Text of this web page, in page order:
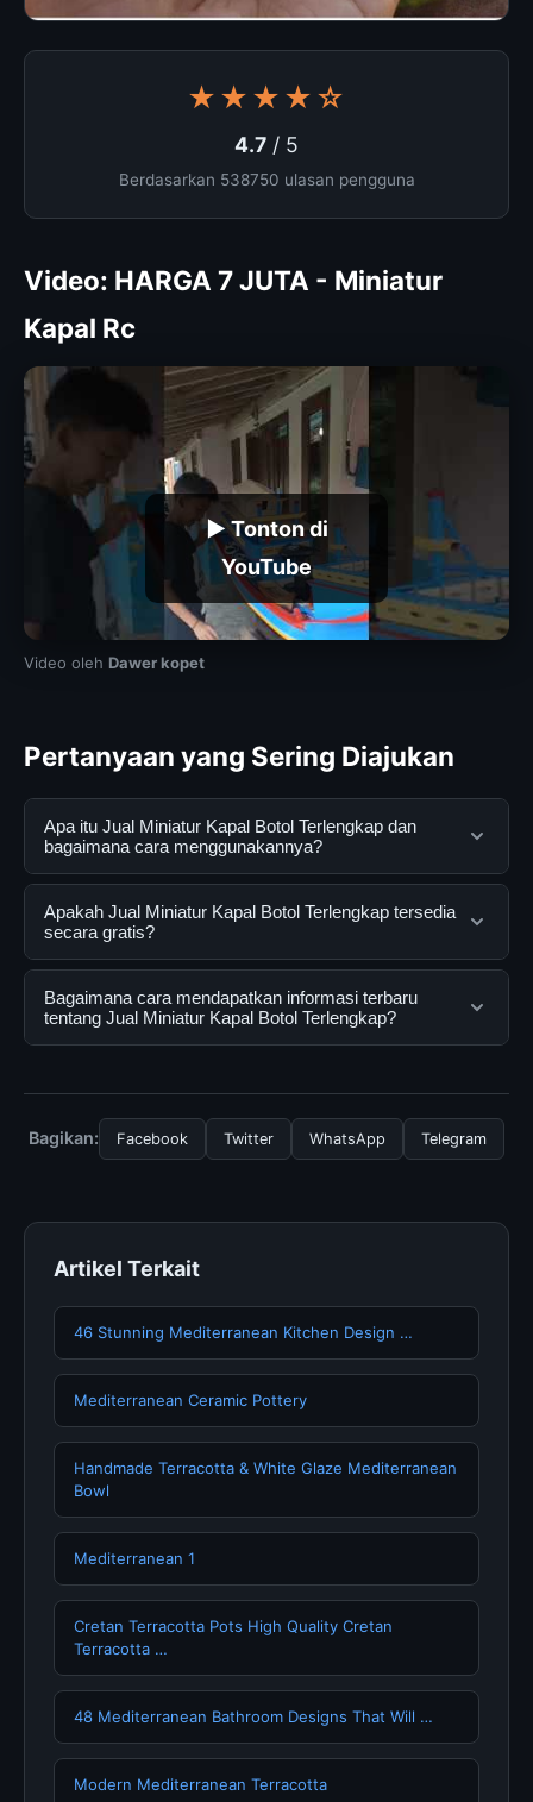
★★★★☆
4.7 / 5
Berdasarkan 538750 ulasan pengguna
Video: HARGA 7 JUTA - Miniatur
Kapal Rc
▶ Tonton di
YouTube
Video oleh Dawer kopet
Pertanyaan yang Sering Diajukan
Apa itu Jual Miniatur Kapal Botol Terlengkap dan
bagaimana cara menggunakannya?
Jual Miniatur Kapal Botol Terlengkap adalah layanan
digital yang dirancang untuk membantu pengguna
mendapatkan informasi lengkap dan terpercaya. Anda
dapat menggunakannya dengan mengunjungi situs
resmi dan mengikuti panduan yang tersedia.
Apakah Jual Miniatur Kapal Botol Terlengkap tersedia
secara gratis?
Ya, Jual Miniatur Kapal Botol Terlengkap dapat diakses
secara gratis oleh semua pengguna. Tidak ada biaya
tersembunyi atau langganan yang diperlukan untuk
Bagaimana cara mendapatkan informasi terbaru
tentang Jual Miniatur Kapal Botol Terlengkap?
mengunjungi halaman resmi kami secara berkala. Kami
selalu memperbarui konten dengan informasi terkini dan
Bagikan: Facebook Twitter WhatsApp Telegram
Artikel Terkait
46 Stunning Mediterranean Kitchen Design …
Mediterranean Ceramic Pottery
Handmade Terracotta & White Glaze Mediterranean
Bowl
Mediterranean 1
Cretan Terracotta Pots High Quality Cretan
Terracotta …
48 Mediterranean Bathroom Designs That Will …
Modern Mediterranean Terracotta